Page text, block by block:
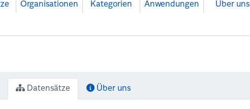
Organisationen Kategorien Anwendungen Über uns
Datensätze Über uns